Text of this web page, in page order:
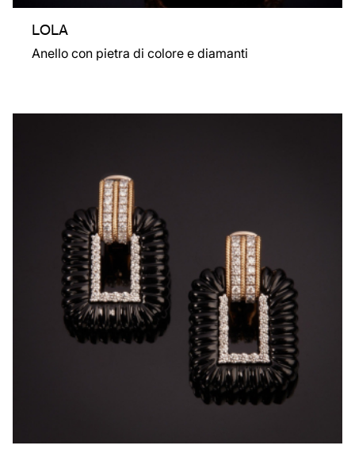
LOLA
Anello con pietra di colore e diamanti